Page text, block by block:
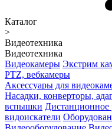
Каталог
>
Видеотехника
Видеотехника
Видеокамеры Экстрим
PTZ, вебкамеры
Аксессуары для
Насадки, конверторы,
вспышки Дистанционное
видоискатели